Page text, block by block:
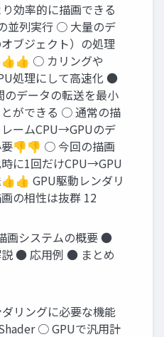
効率的に描画できる
並列実行 ○ 大量のデ
ブジェクト）の処理
👍👍 ○ カリングや
処理にして高速化 ●
データの転送を最小
ができる ○ 通常の描
ームCPU→GPUのデ
要👎👎 ○ 今回の描画
に1回だけCPU→GPU
GPU駆動レンダリ
の相性は抜群 12
画システムの概要 ●
説 ● 応用例 ● まとめ
リングに必要な機能
○ GPUで汎用計